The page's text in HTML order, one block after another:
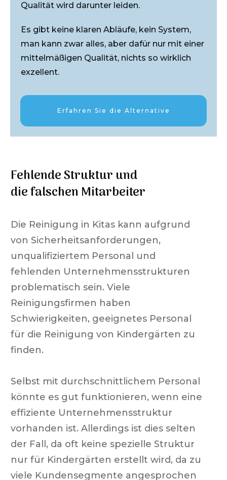
Qualität wird darunter leiden.
Es gibt keine klaren Abläufe, kein System,
man kann zwar alles, aber dafür nur mit einer
mittelmäßigen Qualität, nichts so wirklich
exzellent.
Erfahren Sie die Alternative
Fehlende Struktur und
die falschen Mitarbeiter
Die Reinigung in Kitas kann aufgrund
von Sicherheitsanforderungen,
unqualifiziertem Personal und
fehlenden Unternehmensstrukturen
problematisch sein. Viele
Reinigungsfirmen haben
Schwierigkeiten, geeignetes Personal
für die Reinigung von Kindergärten zu
finden.
Selbst mit durchschnittlichem Personal
könnte es gut funktionieren, wenn eine
effiziente Unternehmensstruktur
vorhanden ist. Allerdings ist dies selten
der Fall, da oft keine spezielle Struktur
nur für Kindergärten erstellt wird, da zu
viele Kundensegmente angesprochen